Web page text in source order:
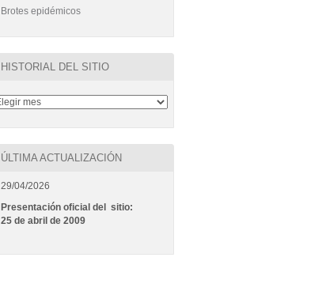
Brotes epidémicos
HISTORIAL DEL SITIO
ÚLTIMA ACTUALIZACIÓN
29/04/2026
Presentación oficial del sitio:
25 de abril de 2009